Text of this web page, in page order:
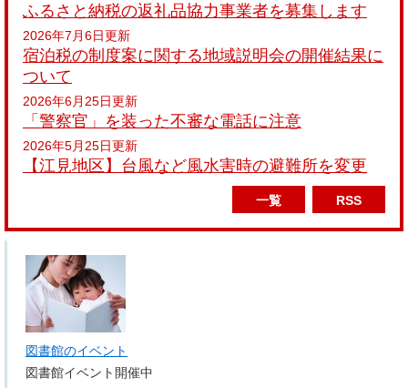
ふるさと納税の返礼品協力事業者を募集します
2026年7月6日更新
宿泊税の制度案に関する地域説明会の開催結果に
ついて
2026年6月25日更新
「警察官」を装った不審な電話に注意
2026年5月25日更新
【江見地区】台風など風水害時の避難所を変更
一覧 RSS
図書館のイベント
図書館イベント開催中